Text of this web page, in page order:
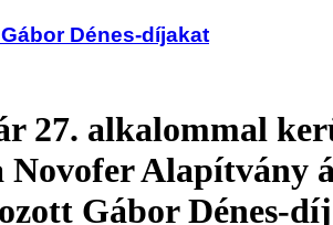
Dénes-díjakat
27. alkalommal
Novofer Alapítvány
Gábor Dénes-